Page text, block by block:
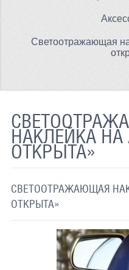
Светоотражающая
НАКЛЕЙКА НА
ОТКРЫТА»
СВЕТООТРАЖАЮЩАЯ
ОТКРЫТА»